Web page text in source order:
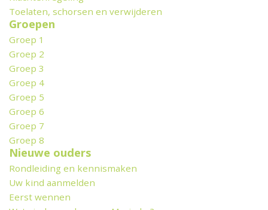
Toelaten, schorsen en verwijderen
Groepen
Groep 1
Groep 2
Groep 3
Groep 4
Groep 5
Groep 6
Groep 7
Groep 8
Nieuwe ouders
Rondleiding en kennismaken
Uw kind aanmelden
Eerst wennen